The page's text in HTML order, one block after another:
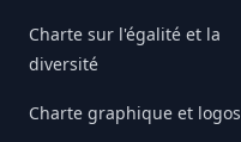
Charte sur l'égalité et la
diversité
Charte graphique et logos